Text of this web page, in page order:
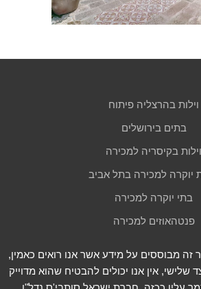
וילות בהרצליה פיתוח
בתים בירושלים
וילות בקיסריה למכירה
יוקרה למכירה בתל אביב
בתי יוקרה למכירה
פנטהאוזים למכירה
מבוססים על מידע אשר אנו רואים כאמין,
אין אנו יכולים להבטיח שהוא מדוייק